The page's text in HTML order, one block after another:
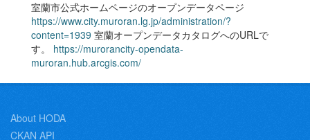
室蘭市公式ホームページのオープンデータページ
https://www.city.muroran.lg.jp/administration/?
content=1939 室蘭オープンデータカタログへのURLで
す。 https://murorancity-opendata-
muroran.hub.arcgis.com/
About HODA
CKAN API